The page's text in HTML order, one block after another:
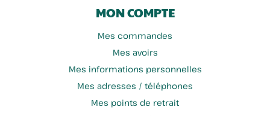
MON COMPTE
Mes commandes
Mes avoirs
Mes informations personnelles
Mes adresses / téléphones
Mes points de retrait